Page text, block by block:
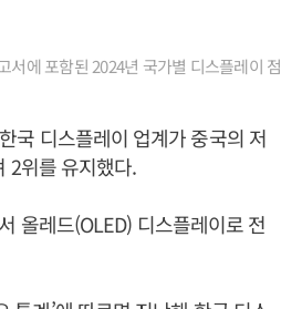
에 포함된 2024년 국가별 디스플레이 점
국 디스플레이 업계가 중국의 저
2위를 유지했다.
올레드(OLED) 디스플레이로 전